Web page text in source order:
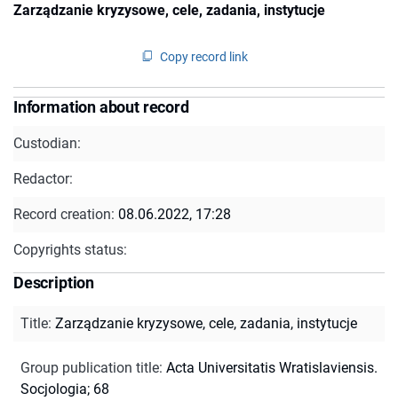
Zarządzanie kryzysowe, cele, zadania, instytucje
Copy record link
Information about record
Custodian:
Redactor:
Record creation: 08.06.2022, 17:28
Copyrights status:
Description
Title: Zarządzanie kryzysowe, cele, zadania, instytucje
Group publication title: Acta Universitatis Wratislaviensis.
Socjologia; 68